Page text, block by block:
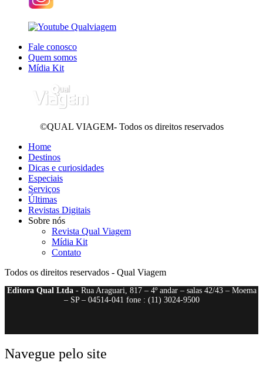
Fale conosco
Quem somos
Mídia Kit
©QUAL VIAGEM- Todos os direitos reservados
Home
Destinos
Dicas e curiosidades
Especiais
Serviços
Últimas
Revistas Digitais
Sobre nós
Revista Qual Viagem
Mídia Kit
Contato
Todos os direitos reservados - Qual Viagem
Editora Qual Ltda- Rua Araguari, 817 – 4º andar – salas 42/43 – Moema
– SP – 04514-041 fone : (11) 3024-9500
Navegue pelo site